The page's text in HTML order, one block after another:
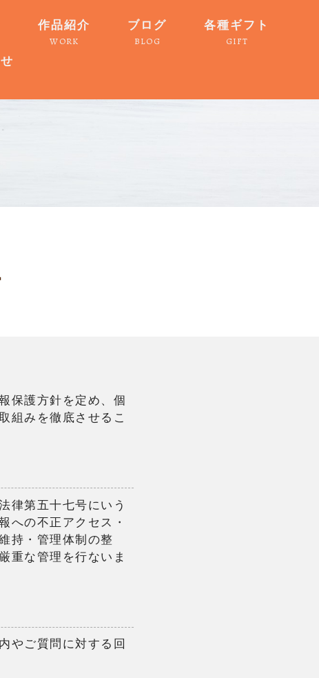
作品紹介
WORK
ブログ
BLOG
各種ギフト
GIFT
保護方針を定め、個
組みを徹底させるこ
律第五十七号にいう
への不正アクセス・
持・管理体制の整
重な管理を行ないま
やご質問に対する回